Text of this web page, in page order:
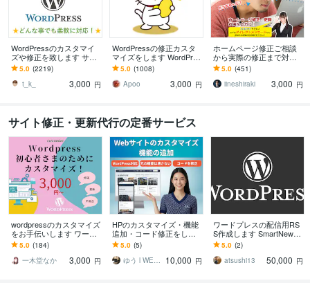
WordPressのカスタマイ
ズや修正を致します サイ
トのカスタマイズ・レイ
アウト変更致します
5.0 (2219)
t_k_
3,000 円
WordPressの修正カスタ
マイズをします WordPres
sのカスタマイズ・修正お
手伝い！
5.0 (1008)
Apoo
3,000 円
ホームページ修正ご相談
から実際の修正まで対応
します もう一人のスタッ
フとして活用！WordPres
sにも対応！
5.0 (451)
iineshiraki
3,000 円
サイト修正・更新代行の定番サービス
wordpressのカスタマイズ
をお手伝いします ワード
プレス初心者の方のため
に、お困りの部分を変更
します
5.0 (184)
一木堂なか
3,000 円
HPのカスタマイズ・機能
追加・コード修正をしま
す 表示崩れ・デザイン調
整・機能追加もおまかせ
ください
5.0 (5)
ゆう l WEB開発からマーケまで一貫
10,000 円
ワードプレスの配信用RS
S作成します SmartNew
s、LINEニュース等配信用
RSS作成します
5.0 (2)
atsushi13
50,000 円